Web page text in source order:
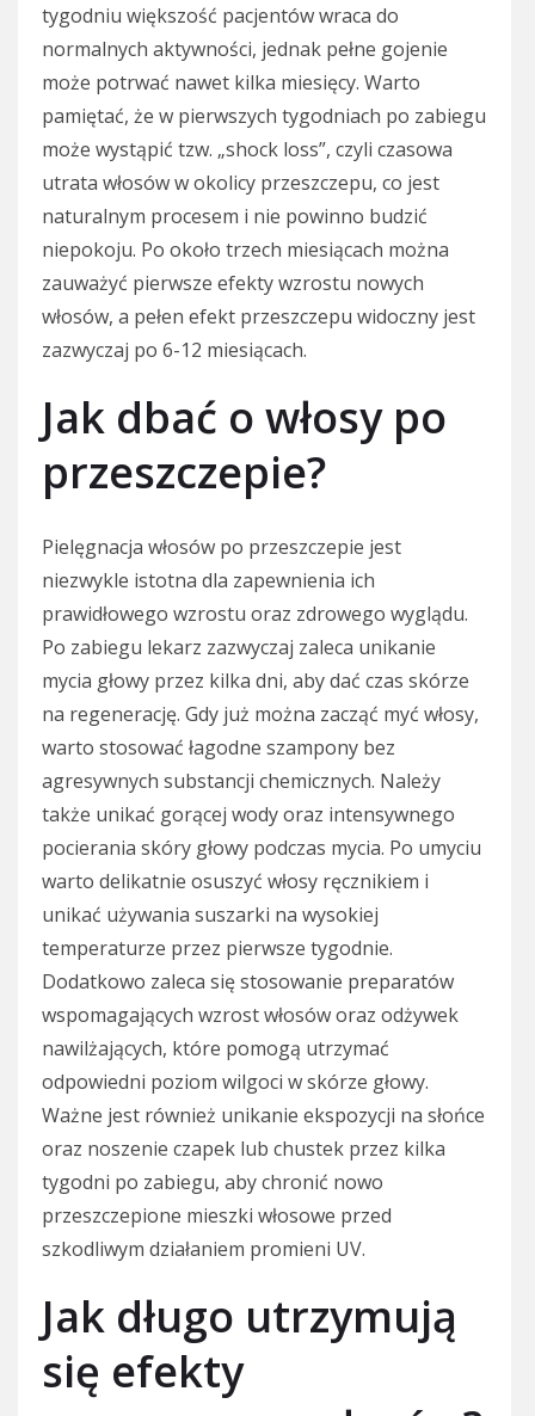
tygodniu większość pacjentów wraca do
normalnych aktywności, jednak pełne gojenie
może potrwać nawet kilka miesięcy. Warto
pamiętać, że w pierwszych tygodniach po zabiegu
może wystąpić tzw. „shock loss”, czyli czasowa
utrata włosów w okolicy przeszczepu, co jest
naturalnym procesem i nie powinno budzić
niepokoju. Po około trzech miesiącach można
zauważyć pierwsze efekty wzrostu nowych
włosów, a pełen efekt przeszczepu widoczny jest
zazwyczaj po 6-12 miesiącach.
Jak dbać o włosy po
przeszczepie?
Pielęgnacja włosów po przeszczepie jest
niezwykle istotna dla zapewnienia ich
prawidłowego wzrostu oraz zdrowego wyglądu.
Po zabiegu lekarz zazwyczaj zaleca unikanie
mycia głowy przez kilka dni, aby dać czas skórze
na regenerację. Gdy już można zacząć myć włosy,
warto stosować łagodne szampony bez
agresywnych substancji chemicznych. Należy
także unikać gorącej wody oraz intensywnego
pocierania skóry głowy podczas mycia. Po umyciu
warto delikatnie osuszyć włosy ręcznikiem i
unikać używania suszarki na wysokiej
temperaturze przez pierwsze tygodnie.
Dodatkowo zaleca się stosowanie preparatów
wspomagających wzrost włosów oraz odżywek
nawilżających, które pomogą utrzymać
odpowiedni poziom wilgoci w skórze głowy.
Ważne jest również unikanie ekspozycji na słońce
oraz noszenie czapek lub chustek przez kilka
tygodni po zabiegu, aby chronić nowo
przeszczepione mieszki włosowe przed
szkodliwym działaniem promieni UV.
Jak długo utrzymują
się efekty